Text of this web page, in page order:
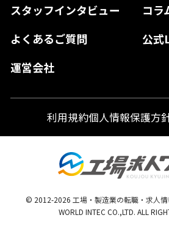
スタッフインタビュー
コラ
よくあるご質問
公式
運営会社
熊本県
宮崎県
利用規約個人情報保護方
© 2012-2026 工場・製造業の転職・求人
WORLD INTEC CO.,LTD. ALL